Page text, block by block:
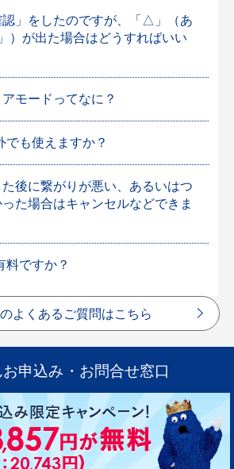
認」をしたのですが、「△」（あ
）が出た場合はどうすればいい
モードってなに？
でも使えますか？
た後に繋がりが悪い、あるいはつ
た場合はキャンセルなどできま
料ですか？
よくあるご質問はこちら
申込み・お問合せ窓口